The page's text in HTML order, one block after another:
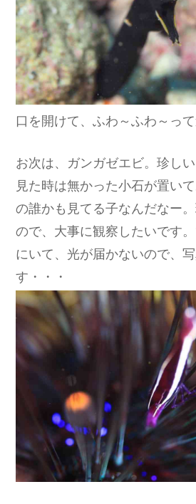
口を開けて、ふわ～ふわ～っ
お次は、ガンガゼエビ。珍し
見た時は無かった小石が置い
の誰かも見てる子なんだなー
ので、大事に観察したいです
にいて、光が届かないので、
す・・・